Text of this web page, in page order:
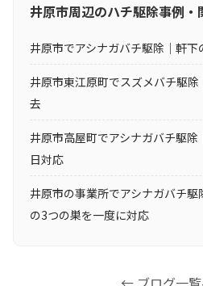
井原市周辺のハチ駆除事例・
井原市でアシナガバチ駆除｜軒
井原市東江原町でスズメバチ駆
去
井原市高屋町でアシナガバチ駆
日対応
井原市の事業所でアシナガバチ
の3つの巣を一度に対応